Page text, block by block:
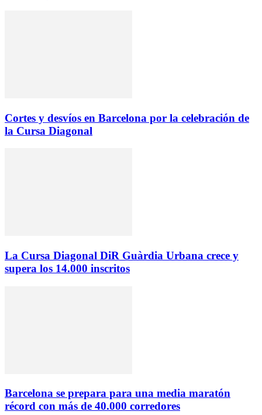
Cortes y desvíos en Barcelona por la celebración de
la Cursa Diagonal
La Cursa Diagonal DiR Guàrdia Urbana crece y
supera los 14.000 inscritos
Barcelona se prepara para una media maratón
récord con más de 40.000 corredores